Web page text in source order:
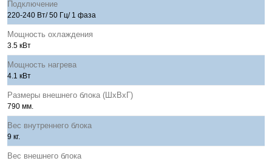
Подключение
220-240 Вт/ 50 Гц/ 1 фаза
Мощность охлаждения
3.5 кВт
Мощность нагрева
4.1 кВт
Размеры внешнего блока (ШхВхГ)
790 мм.
Вес внутреннего блока
9 кг.
Вес внешнего блока